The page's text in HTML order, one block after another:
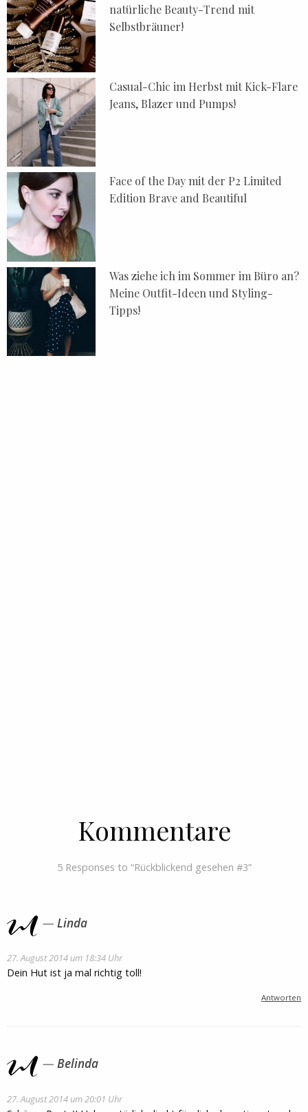
natürliche Beauty-Trend mit
Selbstbräuner!
Casual-Chic im Herbst mit Kick-Flare
Jeans, Blazer und Pumps!
Face of the Day mit der P2 Limited
Edition Brave and Beautiful
Was ziehe ich im Sommer im Büro an?
Meine Outfit-Ideen und Styling-
Tipps!
Kommentare
5 Responses to “Rückblickend gesehen #3”
Linda
27. August 2014 um 18:34 Uhr
Dein Hut ist ja mal richtig toll!
Antworten
Belinda
27. August 2014 um 20:01 Uhr